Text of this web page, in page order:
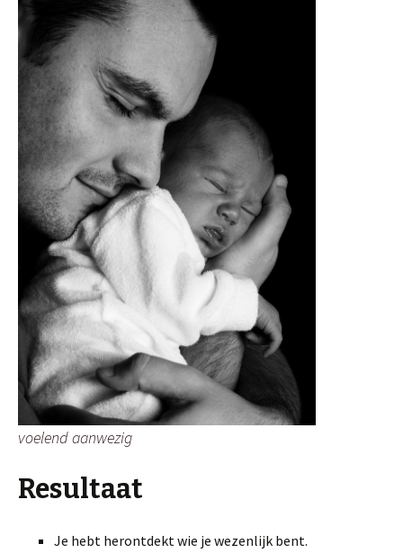
voelend aanwezig
Resultaat
Je hebt herontdekt wie je wezenlijk bent.